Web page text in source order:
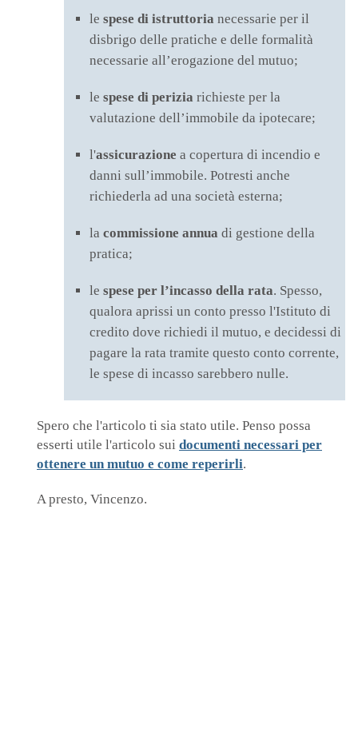
le spese di istruttoria necessarie per il
disbrigo delle pratiche e delle formalità
necessarie all’erogazione del mutuo;
le spese di perizia richieste per la
valutazione dell’immobile da ipotecare;
l'assicurazione a copertura di incendio e
danni sull’immobile. Potresti anche
richiederla ad una società esterna;
la commissione annua di gestione della
pratica;
le spese per l’incasso della rata. Spesso,
qualora aprissi un conto presso l'Istituto di
credito dove richiedi il mutuo, e decidessi di
pagare la rata tramite questo conto corrente,
le spese di incasso sarebbero nulle.
Spero che l'articolo ti sia stato utile. Penso possa
esserti utile l'articolo sui documenti necessari per
ottenere un mutuo e come reperirli.
A presto, Vincenzo.